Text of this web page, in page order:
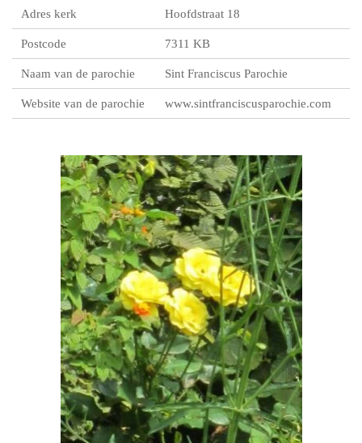
Adres kerk Hoofdstraat 18
Postcode 7311 KB
Naam van de parochie Sint Franciscus Parochie
Website van de parochie www.sintfranciscusparochie.com